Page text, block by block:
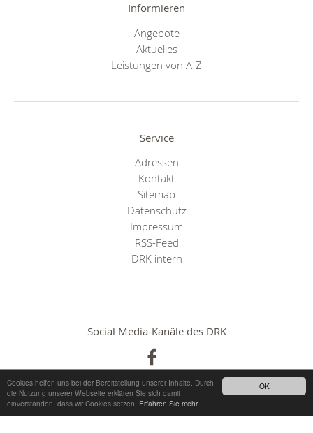
OK
Cookies helfen uns bei der Bereitstellung unserer Inhalte. Durch
die Nutzung unserer Webseite erklären Sie sich damit
einverstanden, dass wir Cookies setzen. Erfahren Sie mehr
Informieren
Angebote
Aktuelles
Leistungen von A-Z
Service
Adressen
Kontakt
Sitemap
Datenschutz
Impressum
RSS-Feed
DRK intern
Social Media-Kanäle des DRK